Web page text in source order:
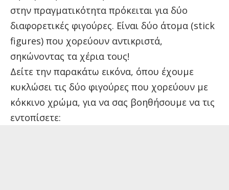
στην πραγματικότητα πρόκειται για δύο
διαφορετικές φιγούρες. Είναι δύο άτομα (stick
figures) που χορεύουν αντικριστά,
σηκώνοντας τα χέρια τους!
Δείτε την παρακάτω εικόνα, όπου έχουμε
κυκλώσει τις δύο φιγούρες που χορεύουν με
κόκκινο χρώμα, για να σας βοηθήσουμε να τις
εντοπίσετε: